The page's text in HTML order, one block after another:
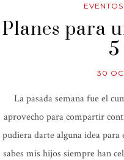
EVENTOS
Planes para
5
30
La pasada semana fue el
aprovecho para compartir
pudiera darte alguna idea
sabes mis hijos siempre han